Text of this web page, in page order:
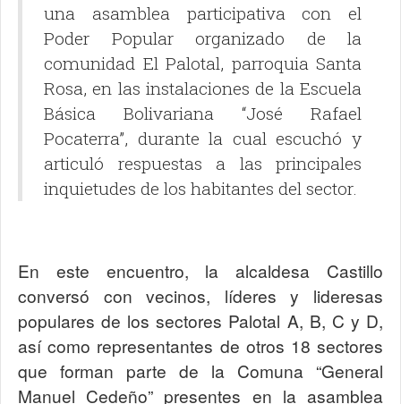
una asamblea participativa con el
Poder Popular organizado de la
comunidad El Palotal, parroquia Santa
Rosa, en las instalaciones de la Escuela
Básica Bolivariana “José Rafael
Pocaterra”, durante la cual escuchó y
articuló respuestas a las principales
inquietudes de los habitantes del sector.
En este encuentro, la alcaldesa Castillo
conversó con vecinos, líderes y lideresas
populares de los sectores Palotal A, B, C y D,
así como representantes de otros 18 sectores
que forman parte de la Comuna “General
Manuel Cedeño” presentes en la asamblea